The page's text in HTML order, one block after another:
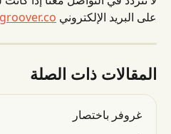
على البريد الإلكتروني
المقالات ذات الصلة
غروفر باختصار